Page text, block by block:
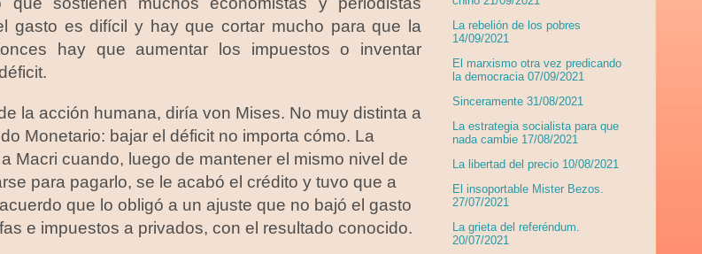
gasto es difícil y hay que cortar mucho para que la
hay que aumentar los impuestos o inventar
la acción humana, diría von Mises. No muy distinta a
Monetario: bajar el déficit no importa cómo. La
Macri cuando, luego de mantener el mismo nivel de
para pagarlo, se le acabó el crédito y tuvo que a
que lo obligó a un ajuste que no bajó el gasto
e impuestos a privados, con el resultado conocido.
La rebelión de los pobres
14/09/2021
El marxismo otra vez predicando
la democracia 07/09/2021
Sinceramente 31/08/2021
La estrategia socialista para que
nada cambie 17/08/2021
La libertad del precio 10/08/2021
El insoportable Mister Bezos.
27/07/2021
La grieta del referéndum.
20/07/2021